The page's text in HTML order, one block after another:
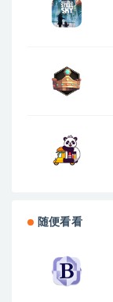
随便看看